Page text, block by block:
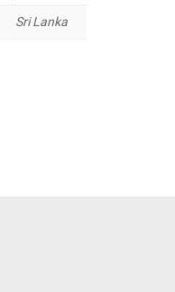
Sri Lanka